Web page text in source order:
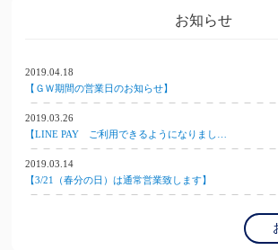
お知らせ
2019.04.18
【ＧＷ期間の営業日のお知らせ】
2019.03.26
【LINE PAY ご利用できるようになりまし…
2019.03.14
【3/21（春分の日）は通常営業致します】